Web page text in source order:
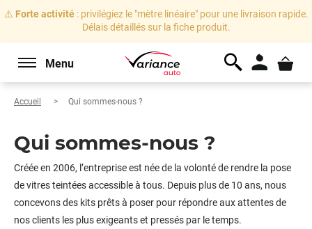
⚠️ Forte activité: privilégiez le "mètre linéaire" pour une livraison rapide.
Délais détaillés sur la fiche produit.
Menu
Accueil Qui sommes-nous ?
Qui sommes-nous ?
Créée en 2006, l’entreprise est née de la volonté de rendre la pose
de vitres teintées accessible à tous. Depuis plus de 10 ans, nous
concevons des kits prêts à poser pour répondre aux attentes de
nos clients les plus exigeants et pressés par le temps.